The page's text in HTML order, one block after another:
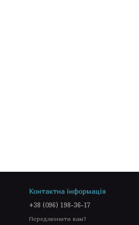
Контактна інформація
+38 (096) 198-36-17
Передзвонити вам?